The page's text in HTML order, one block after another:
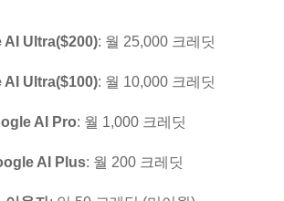
AI Ultra($200): 월 25,000 크레딧
AI Ultra($100): 월 10,000 크레딧
AI Pro: 월 1,000 크레딧
AI Plus: 월 200 크레딧